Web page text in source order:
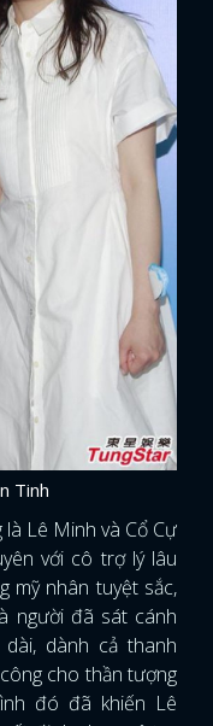
Tinh
Lê Minh và Cổ Cự
với cô trợ lý lâu
mỹ nhân tuyệt sắc,
người đã sát cánh
dành cả thanh
cho thần tượng
đó đã khiến Lê